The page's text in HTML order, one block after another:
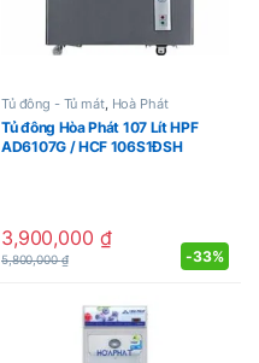
Tủ đông - Tủ mát, Hoà Phát
Tủ đông Hòa Phát 107 Lít HPF
AD6107G / HCF 106S1ĐSH
3,900,000 ₫
5,800,000₫ -33%